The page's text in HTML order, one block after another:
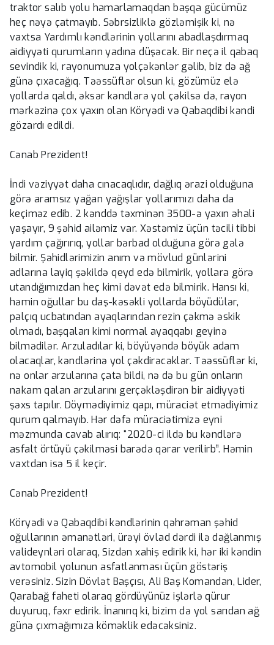
traktor salıb yolu hamarlamaqdan başqa gücümüz
heç nəyə çatmayıb. Səbrsizliklə gözləmişik ki, nə
vaxtsa Yardımlı kəndlərinin yollarını abadlaşdırmaq
aidiyyəti qurumların yadına düşəcək. Bir neçə il qabaq
sevindik ki, rayonumuza yolçəkənlər gəlib, biz də ağ
günə çıxacağıq. Təəssüflər olsun ki, gözümüz elə
yollarda qaldı, əksər kəndlərə yol çəkilsə də, rayon
mərkəzinə çox yaxın olan Köryədi və Qabaqdibi kəndi
gözardı edildi.
Cənab Prezident!
İndi vəziyyət daha cınacaqlıdır, dağlıq ərazi olduğuna
görə aramsız yağan yağışlar yollarımızı daha da
keçiməz edib. 2 kənddə təxminən 3500-ə yaxın əhali
yaşayır, 9 şəhid ailəmiz var. Xəstəmiz üçün təcili tibbi
yardım çağırırıq, yollar bərbad olduğuna görə gələ
bilmir. Şəhidlərimizin anım və mövlud günlərini
adlarına layiq şəkildə qeyd edə bilmirik, yollara görə
utandığımızdan heç kimi dəvət edə bilmirik. Hansı ki,
həmin oğullar bu daş-kəsəkli yollarda böyüdülər,
palçıq ucbatından ayaqlarından rezin çəkmə əskik
olmadı, başqaları kimi normal ayaqqabı geyinə
bilmədilər. Arzuladılar ki, böyüyəndə böyük adam
olacaqlar, kəndlərinə yol çəkdirəcəklər. Təəssüflər ki,
nə onlar arzularına çata bildi, nə də bu gün onların
nakam qalan arzularını gerçəkləşdirən bir aidiyyəti
şəxs tapılır. Döymədiyimiz qapı, müraciət etmədiyimiz
qurum qalmayıb. Hər dəfə müraciətimizə eyni
məzmunda cavab alırıq: “2020-ci ildə bu kəndlərə
asfalt örtüyü çəkilməsi barədə qərar verilirb”. Həmin
vaxtdan isə 5 il keçir.
Cənab Prezident!
Köryədi və Qabaqdibi kəndlərinin qəhrəman şəhid
oğullarının əmanətləri, ürəyi övlad dərdi ilə dağlanmış
valideynləri olaraq, Sizdən xahiş edirik ki, hər iki kəndin
avtomobil yolunun asfatlanması üçün göstəriş
verəsiniz. Sizin Dövlət Başçısı, Ali Baş Komandan, Lider,
Qarabağ faheti olaraq gördüyünüz işlərlə qürur
duyuruq, fəxr edirik. İnanırıq ki, bizim də yol sarıdan ağ
günə çıxmağımıza köməklik edəcəksiniz.